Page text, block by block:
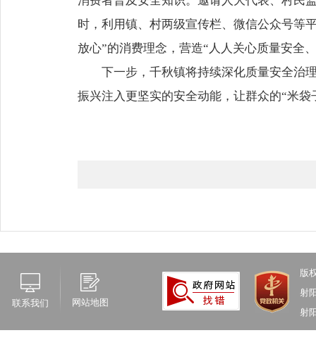
时，利用镇、村两级宣传栏、微信公众号等
放心”的消费理念，营造“人人关心质量安全
下一步，千秋镇将持续深化质量安全治理
振兴注入更坚实的安全动能，让群众的“米
联系我们 网站地图
版
射
射